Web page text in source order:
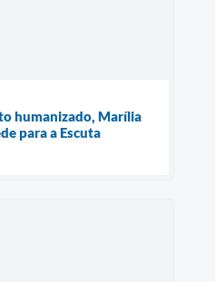
humanizado, Marília
para a Escuta